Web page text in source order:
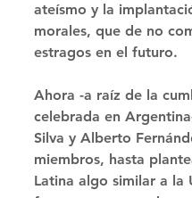
ateísmo y la
morales, que de no
estragos en el futuro.
Ahora -a raíz de la
celebrada en
Silva y Alberto
miembros, hasta
Latina algo similar a la